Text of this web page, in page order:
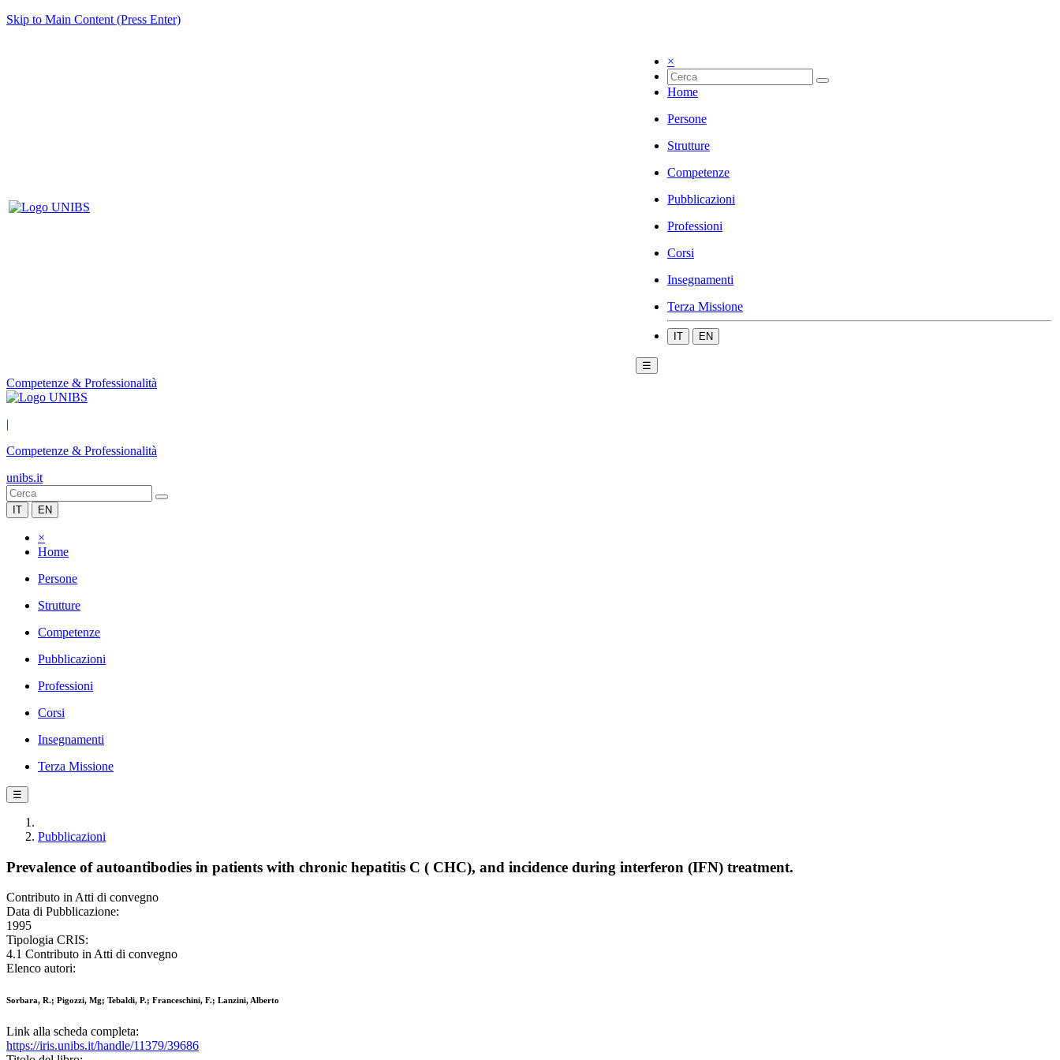
Skip to Main Content (Press Enter)
×
Home
Persone
Strutture
Competenze
Pubblicazioni
Professioni
Corsi
Insegnamenti
Terza Missione
IT EN
☰
Competenze & Professionalità
|
Competenze & Professionalità
unibs.it
IT EN
×
Home
Persone
Strutture
Competenze
Pubblicazioni
Professioni
Corsi
Insegnamenti
Terza Missione
☰
Pubblicazioni
Prevalence of autoantibodies in patients with chronic hepatitis C ( CHC), and incidence during interferon (IFN) treatment.
Contributo in Atti di convegno
Data di Pubblicazione:
1995
Tipologia CRIS:
4.1 Contributo in Atti di convegno
Elenco autori:
Sorbara, R.; Pigozzi, Mg; Tebaldi, P.; Franceschini, F.; Lanzini, Alberto
Link alla scheda completa:
https://iris.unibs.it/handle/11379/39686